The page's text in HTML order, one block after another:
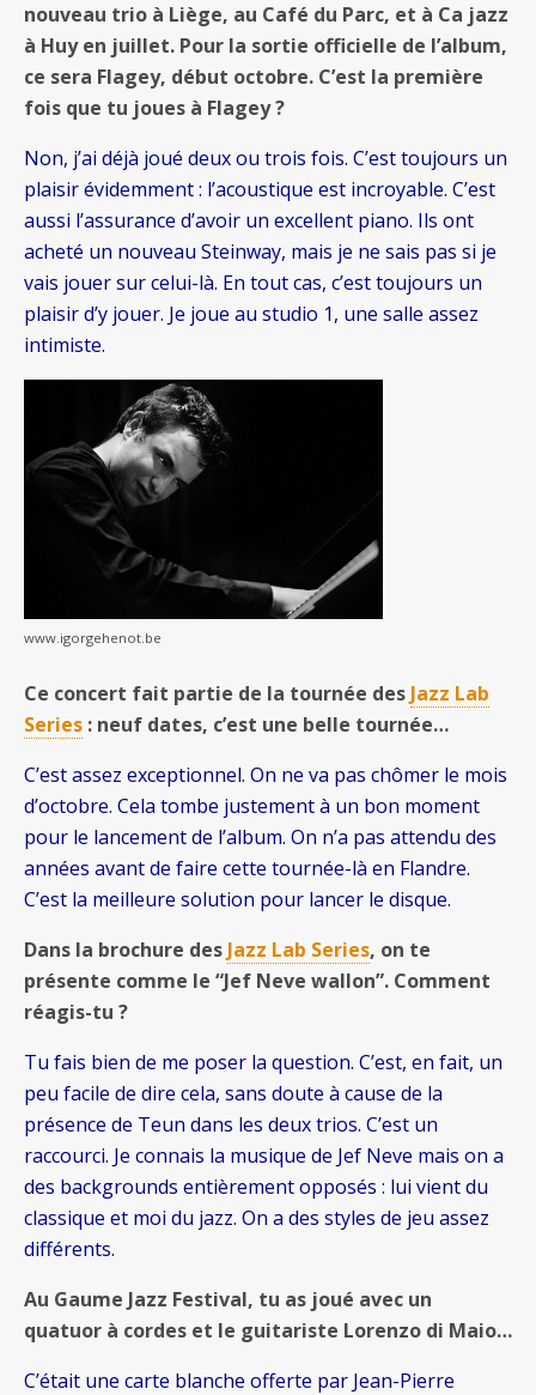
nouveau trio à Liège, au Café du Parc, et à Ca jazz
à Huy en juillet. Pour la sortie officielle de l’album,
ce sera Flagey, début octobre. C’est la première
fois que tu joues à Flagey ?
Non, j’ai déjà joué deux ou trois fois. C’est toujours un
plaisir évidemment : l’acoustique est incroyable. C’est
aussi l’assurance d’avoir un excellent piano. Ils ont
acheté un nouveau Steinway, mais je ne sais pas si je
vais jouer sur celui-là. En tout cas, c’est toujours un
plaisir d’y jouer. Je joue au studio 1, une salle assez
intimiste.
www.igorgehenot.be
Ce concert fait partie de la tournée des Jazz Lab
Series : neuf dates, c’est une belle tournée…
C’est assez exceptionnel. On ne va pas chômer le mois
d’octobre. Cela tombe justement à un bon moment
pour le lancement de l’album. On n’a pas attendu des
années avant de faire cette tournée-là en Flandre.
C’est la meilleure solution pour lancer le disque.
Dans la brochure des Jazz Lab Series, on te
présente comme le “Jef Neve wallon”. Comment
réagis-tu ?
Tu fais bien de me poser la question. C’est, en fait, un
peu facile de dire cela, sans doute à cause de la
présence de Teun dans les deux trios. C’est un
raccourci. Je connais la musique de Jef Neve mais on a
des backgrounds entièrement opposés : lui vient du
classique et moi du jazz. On a des styles de jeu assez
différents.
Au Gaume Jazz Festival, tu as joué avec un
quatuor à cordes et le guitariste Lorenzo di Maio…
C’était une carte blanche offerte par Jean-Pierre